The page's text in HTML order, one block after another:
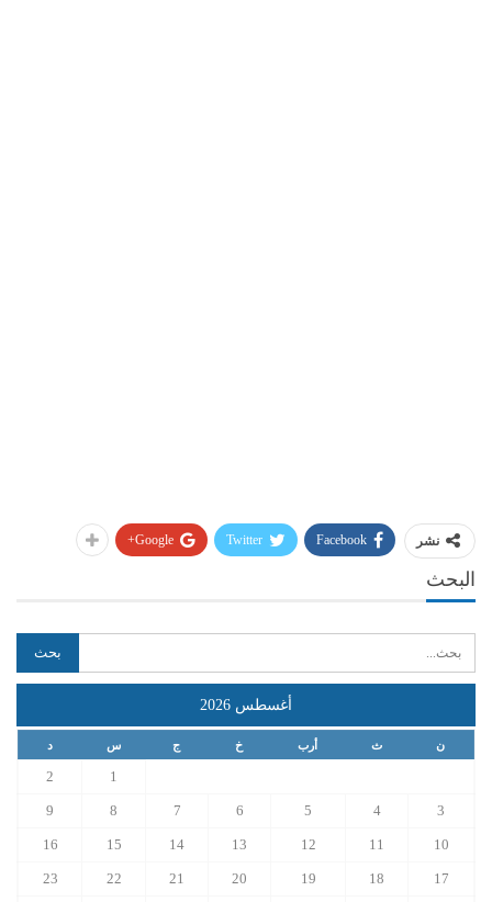
نشر Facebook
Twitter
Google+
البحث
أغسطس 2026
ن ث أرب خ ج س د
1
2
3
4
5
6
7
8
9
10
11
12
13
14
15
16
17
18
19
20
21
22
23